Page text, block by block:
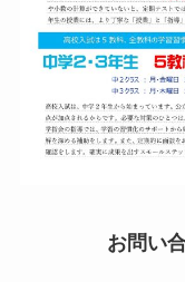
お問い